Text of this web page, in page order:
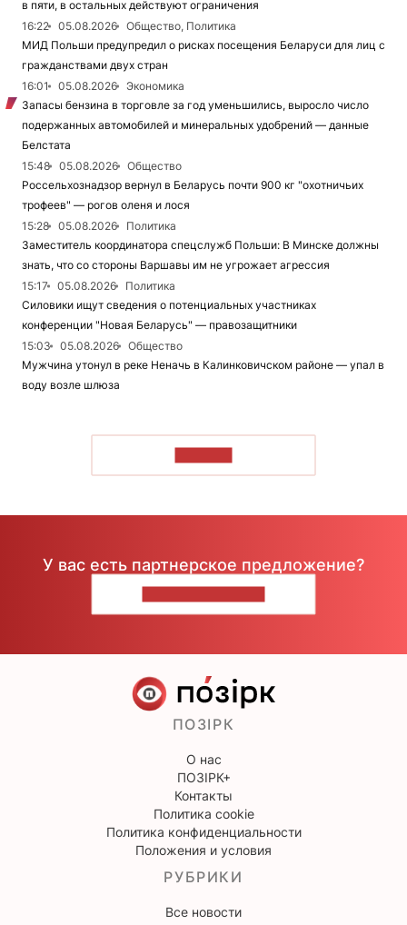
в пяти, в остальных действуют ограничения
16:22
05.08.2026
Общество, Политика
МИД Польши предупредил о рисках посещения Беларуси для лиц с
гражданствами двух стран
16:01
05.08.2026
Экономика
Запасы бензина в торговле за год уменьшились, выросло число
подержанных автомобилей и минеральных удобрений — данные
Белстата
15:48
05.08.2026
Общество
Россельхознадзор вернул в Беларусь почти 900 кг "охотничьих
трофеев" — рогов оленя и лося
15:28
05.08.2026
Политика
Заместитель координатора спецслужб Польши: В Минске должны
знать, что со стороны Варшавы им не угрожает агрессия
15:17
05.08.2026
Политика
Силовики ищут сведения о потенциальных участниках
конференции "Новая Беларусь" — правозащитники
15:03
05.08.2026
Общество
Мужчина утонул в реке Неначь в Калинковичском районе — упал в
воду возле шлюза
У вас есть партнерское предложение?
ПОЗІРК
О нас
ПОЗІРК+
Контакты
Политика cookie
Политика конфиденциальности
Положения и условия
РУБРИКИ
Все новости